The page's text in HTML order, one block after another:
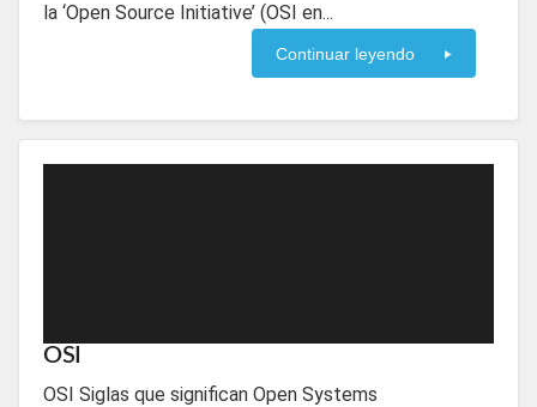
la ‘Open Source Initiative’ (OSI en...
Continuar leyendo
OSI
OSI Siglas que significan Open Systems